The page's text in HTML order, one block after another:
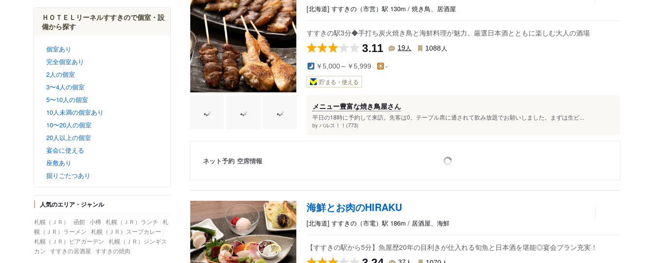
ＨＯＴＥＬリーネルすすきので個室・設
備から探す
個室あり
完全個室あり
2人の個室
3〜4人の個室
5〜10人の個室
10人未満の個室あり
10〜20人の個室
20人以上の個室
宴会に使える
座敷あり
掘りごたつあり
人気のエリア・ジャンル
札幌（ＪＲ） 函館 小樽 札幌（ＪＲ）ランチ 札
幌（ＪＲ）ラーメン 札幌（ＪＲ）スープカレー
札幌（ＪＲ）ビアガーデン 札幌（ＪＲ）ジンギス
カン すすきの居酒屋 すすきの焼肉
[北海道] すすきの（市営）駅 130m / 焼き鳥、居酒屋
すすきの駅3分◆手打ち炭火焼き鳥と海鮮料理が魅力。厳選日本酒とともに楽しむ大人の酒場
3.11 19人 1088 人
￥5,000～￥5,999 -
貯まる・使える
メニュー豊富な焼き鳥屋さん
平日の18時に予約して来訪。先客は0。テーブル席に通されて飲み放題でお願いしました。まずは生ビ...
by バルス！！(773)
ネット予約 空席情報
海鮮とお肉のHIRAKU
[北海道] すすきの（市電）駅 186m / 居酒屋、海鮮
【すすきの駅から5分】魚屋歴20年の目利きが仕入れる旬魚と日本酒を堪能◎宴会プラン充実！